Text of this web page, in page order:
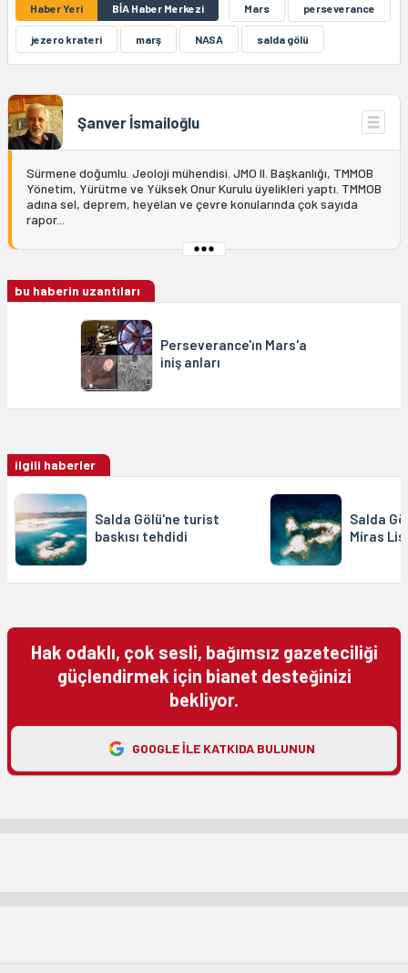
Haber Yeri BİA Haber Merkezi Mars perseverance
jezero krateri marş NASA salda gölü
Şanver İsmailoğlu
Sürmene doğumlu. Jeoloji mühendisi. JMO II. Başkanlığı, TMMOB
Yönetim, Yürütme ve Yüksek Onur Kurulu üyelikleri yaptı. TMMOB
adına sel, deprem, heyelan ve çevre konularında çok sayıda
rapor...
bu haberin uzantıları
Perseverance'ın Mars'a
iniş anları
ilgili haberler
Salda Gölü'ne turist
baskısı tehdidi
Salda
Miras
Hak odaklı, çok sesli, bağımsız gazeteciliği
güçlendirmek için bianet desteğinizi
bekliyor.
GOOGLE ILE KATKIDA BULUNUN